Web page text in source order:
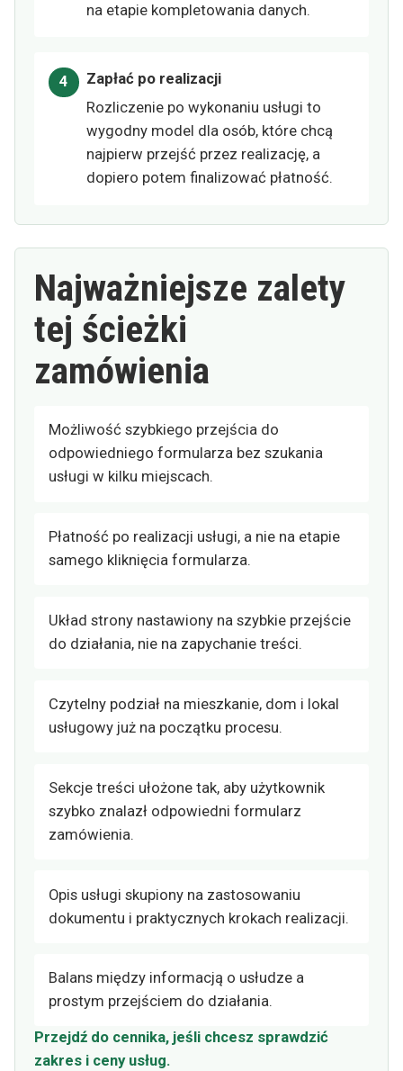
na etapie kompletowania danych.
Zapłać po realizacji
Rozliczenie po wykonaniu usługi to
wygodny model dla osób, które chcą
najpierw przejść przez realizację, a
dopiero potem finalizować płatność.
Najważniejsze zalety
tej ścieżki
zamówienia
Możliwość szybkiego przejścia do
odpowiedniego formularza bez szukania
usługi w kilku miejscach.
Płatność po realizacji usługi, a nie na etapie
samego kliknięcia formularza.
Układ strony nastawiony na szybkie przejście
do działania, nie na zapychanie treści.
Czytelny podział na mieszkanie, dom i lokal
usługowy już na początku procesu.
Sekcje treści ułożone tak, aby użytkownik
szybko znalazł odpowiedni formularz
zamówienia.
Opis usługi skupiony na zastosowaniu
dokumentu i praktycznych krokach realizacji.
Balans między informacją o usłudze a
prostym przejściem do działania.
Przejdź do cennika, jeśli chcesz sprawdzić
zakres i ceny usług.